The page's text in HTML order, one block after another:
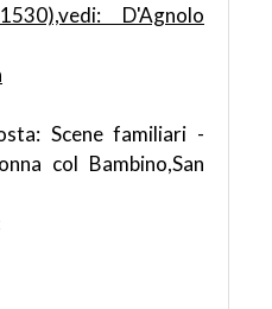
D'Agnolo
Scene familiari -
col Bambino,San